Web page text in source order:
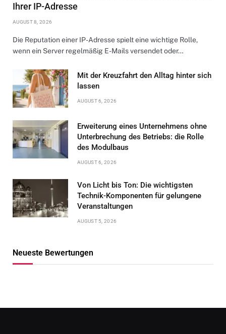
Ihrer IP-Adresse
AUGUST 8, 2026
Die Reputation einer IP-Adresse spielt eine wichtige Rolle,
wenn ein Server regelmäßig E-Mails versendet oder…
Mit der Kreuzfahrt den Alltag hinter sich
lassen
AUGUST 6, 2026
Erweiterung eines Unternehmens ohne
Unterbrechung des Betriebs: die Rolle
des Modulbaus
AUGUST 6, 2026
Von Licht bis Ton: Die wichtigsten
Technik-Komponenten für gelungene
Veranstaltungen
AUGUST 5, 2026
Neueste Bewertungen